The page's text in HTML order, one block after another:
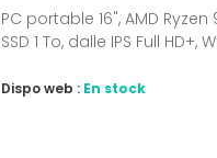
PC portable 16", AMD Ryzen
SSD 1 To, dalle IPS Full HD+,
Dispo web : En stock